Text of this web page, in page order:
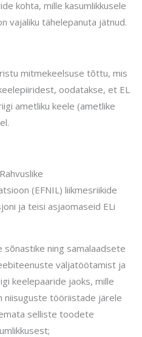
kohta, mille kasumlikkusele
vajaliku tähelepanuta jätnud.
mitmekeelsuse tõttu, mis
oodatakse, et EL
ametliku keele (ametlike
(EFNIL) liikmesriikide
ja teisi asjaomaseid ELi
ning samalaadsete
väljatöötamist ja
keelepaaride jaoks, mille
niisuguste tööriistade järele
selliste toodete